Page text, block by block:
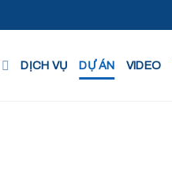
DỊCH VỤ DỰ ÁN VIDEO